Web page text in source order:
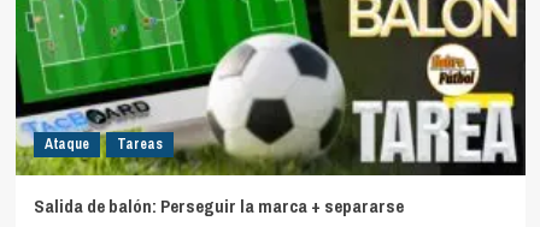
Ataque Tareas
Salida de balón: Perseguir la marca + separarse